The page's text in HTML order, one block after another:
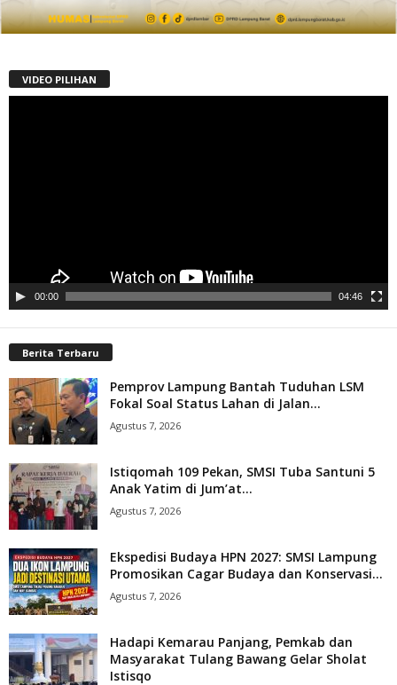
VIDEO PILIHAN
00:00 04:46
Berita Terbaru
Pemprov Lampung Bantah Tuduhan LSM
Fokal Soal Status Lahan di Jalan...
Agustus 7, 2026
Istiqomah 109 Pekan, SMSI Tuba Santuni 5
Anak Yatim di Jum’at...
Agustus 7, 2026
Ekspedisi Budaya HPN 2027: SMSI Lampung
Promosikan Cagar Budaya dan Konservasi...
Agustus 7, 2026
Hadapi Kemarau Panjang, Pemkab dan
Masyarakat Tulang Bawang Gelar Sholat
Istisqo